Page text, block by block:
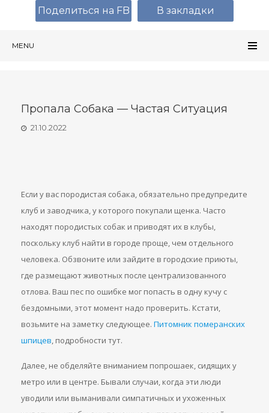
MENU
Пропала Собака — Частая Ситуация
21.10.2022
Если у вас породистая собака, обязательно предупредите
клуб и заводчика, у которого покупали щенка. Часто
находят породистых собак и приводят их в клубы,
поскольку клуб найти в городе проще, чем отдельного
человека. Обзвоните или зайдите в городские приюты,
где размещают животных после централизованного
отлова. Ваш пес по ошибке мог попасть в одну кучу с
бездомными, этот момент надо проверить. Кстати,
возьмите на заметку следующее. Питомник померанских
шпицев, подробности тут.
Далее, не обделяйте вниманием попрошаек, сидящих у
метро или в центре. Бывали случаи, когда эти люди
уводили или выманивали симпатичных и ухоженных
Поделиться на FB В закладки